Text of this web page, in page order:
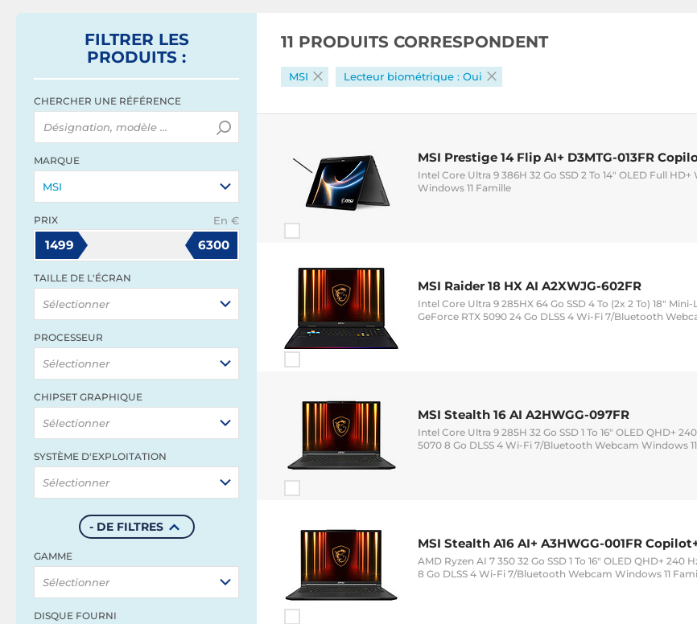
FILTRER LES
PRODUITS :
CHERCHER UNE RÉFÉRENCE
MARQUE
MSI
PRIX En €
1499 6300
TAILLE DE L'ÉCRAN
Sélectionner
PROCESSEUR
Sélectionner
CHIPSET GRAPHIQUE
Sélectionner
SYSTÈME D'EXPLOITATION
Sélectionner
- DE FILTRES
GAMME
Sélectionner
DISQUE FOURNI
11 PRODUITS CORRESPONDENT
MSI Lecteur biométrique : Oui
MSI Prestige 14 Flip AI+ D3MTG-013FR
Intel Core Ultra 9 386H 32 Go SSD 2 To 14" OLED Full
Windows 11 Famille
MSI Raider 18 HX AI A2XWJG-602FR
Intel Core Ultra 9 285HX 64 Go SSD 4 To (2x 2 To) 18"
GeForce RTX 5090 24 Go DLSS 4 Wi-Fi 7/Bluetooth
MSI Stealth 16 AI A2HWGG-097FR
Intel Core Ultra 9 285H 32 Go SSD 1 To 16" OLED QHD+
5070 8 Go DLSS 4 Wi-Fi 7/Bluetooth Webcam Windows
MSI Stealth A16 AI+ A3HWGG-001FR
AMD Ryzen AI 7 350 32 Go SSD 1 To 16" OLED QHD+ 240
8 Go DLSS 4 Wi-Fi 7/Bluetooth Webcam Windows 11